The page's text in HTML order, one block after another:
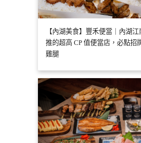
【內湖美食】豐禾便當｜內湖
推的超高 CP 值便當店，必點招
雞腿